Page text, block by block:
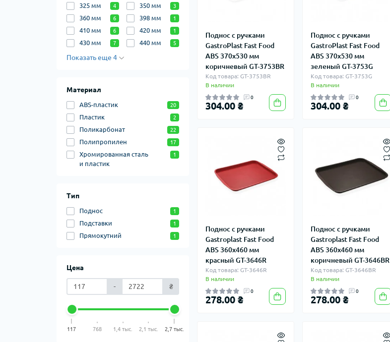
325 мм 4 350 мм 3
360 мм 6 398 мм 1
410 мм 6 420 мм 1
430 мм 7 440 мм 5
Показать еще 4
Материал
ABS-пластик 20
Пластик 2
Поликарбонат 22
Полипропилен 17
Хромированная сталь
и пластик
1
Тип
Поднос 1
Подставки 1
Прямокутний 1
Цена
- ₴
117 768 1,4 тыс. 2,1 тыс. 2,7 тыс.
Поднос с ручками
GastroPlast Fast Food
ABS 370х530 мм
коричневый GT-3753BR
Код товара: GT-3753BR
В наличии
0
304.00 ₴
Поднос с ручками
GastroPlast Fast Food
ABS 370х530 мм
зеленый GT-3753G
Код товара: GT-3753G
В наличии
0
304.00 ₴
Поднос с ручками
Gastroplast Fast Food
ABS 360х460 мм
красный GT-3646R
Код товара: GT-3646R
В наличии
0
278.00 ₴
Поднос с ручками
Gastroplast Fast Food
ABS 360х460 мм
коричневый GT-3646BR
Код товара: GT-3646BR
В наличии
0
278.00 ₴